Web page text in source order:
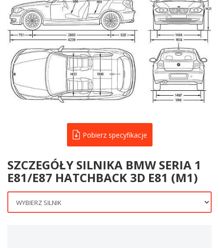
Pobierz specyfikacje
SZCZEGÓŁY SILNIKA BMW SERIA 1
E81/E87 HATCHBACK 3D E81 (M1)